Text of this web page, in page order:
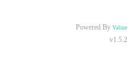
Powered By Valine
v1.5.2